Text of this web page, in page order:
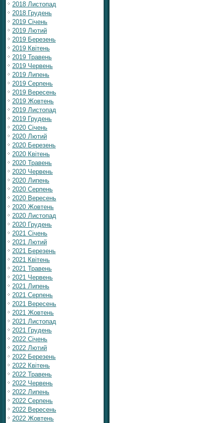
2018 Листопад
2018 Грудень
2019 Січень
2019 Лютий
2019 Березень
2019 Квітень
2019 Травень
2019 Червень
2019 Липень
2019 Серпень
2019 Вересень
2019 Жовтень
2019 Листопад
2019 Грудень
2020 Січень
2020 Лютий
2020 Березень
2020 Квітень
2020 Травень
2020 Червень
2020 Липень
2020 Серпень
2020 Вересень
2020 Жовтень
2020 Листопад
2020 Грудень
2021 Січень
2021 Лютий
2021 Березень
2021 Квітень
2021 Травень
2021 Червень
2021 Липень
2021 Серпень
2021 Вересень
2021 Жовтень
2021 Листопад
2021 Грудень
2022 Січень
2022 Лютий
2022 Березень
2022 Квітень
2022 Травень
2022 Червень
2022 Липень
2022 Серпень
2022 Вересень
2022 Жовтень